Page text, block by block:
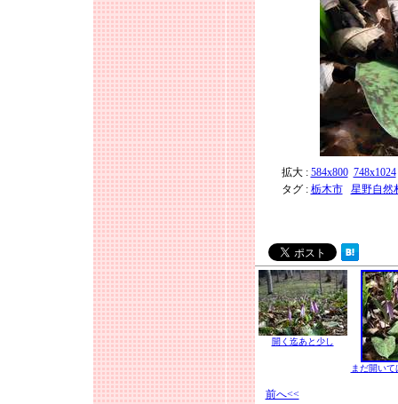
拡大 : 584x800 748x1024
タグ : 栃木市 星野自然
開く迄あと少し
まだ開い
前へ<<